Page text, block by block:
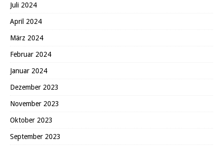
Juli 2024
April 2024
März 2024
Februar 2024
Januar 2024
Dezember 2023
November 2023
Oktober 2023
September 2023